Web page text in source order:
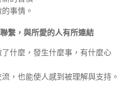
事情。
繫，與所愛的人有所連結
什麼，發生什麼事，有什麼心
，也能使人感到被理解與支持。